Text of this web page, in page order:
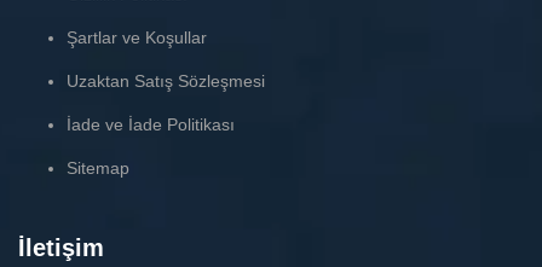
Şartlar ve Koşullar
Uzaktan Satış Sözleşmesi
İade ve İade Politikası
Sitemap
İletişim